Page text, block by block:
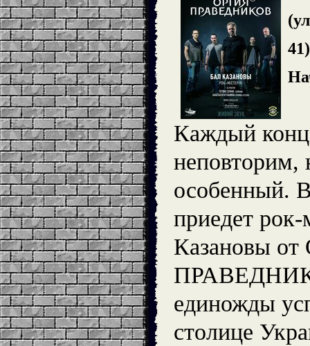
41)
Каждый
неповторим,
особенный.
приедет
Казановы
единожды
столице